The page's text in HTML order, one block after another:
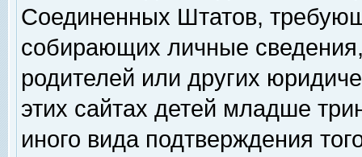
Соединенных Штатов,
собирающих личные
родителей или других
этих сайтах детей младше
иного вида подтверждения